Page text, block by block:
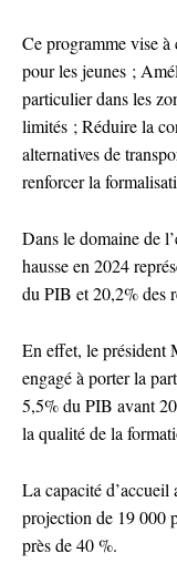
Ce programme vise à
pour les jeunes ;
particulier dans les
limités ; Réduire la
alternatives de
renforcer la
Dans le domaine de
hausse en 2024
du PIB et 20,2% des
En effet, le président
engagé à porter la
5,5% du PIB avant
la qualité de la
La capacité
projection de 19 000
près de 40 %.